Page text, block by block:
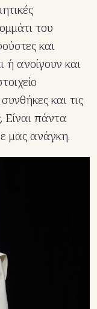
του
και
ανοίγουν και
και τις
Είναι πάντα
μας ανάγκη.